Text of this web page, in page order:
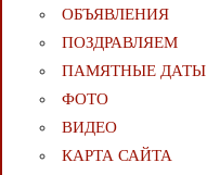
ОБЪЯВЛЕНИЯ
ПОЗДРАВЛЯЕМ
ПАМЯТНЫЕ ДАТЫ
ФОТО
ВИДЕО
КАРТА САЙТА